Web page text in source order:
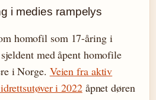
i medies rampelys
homofil som 17-åring i
med åpent homofile
i Norge. Veien fra aktiv
i 2022åpnet døren